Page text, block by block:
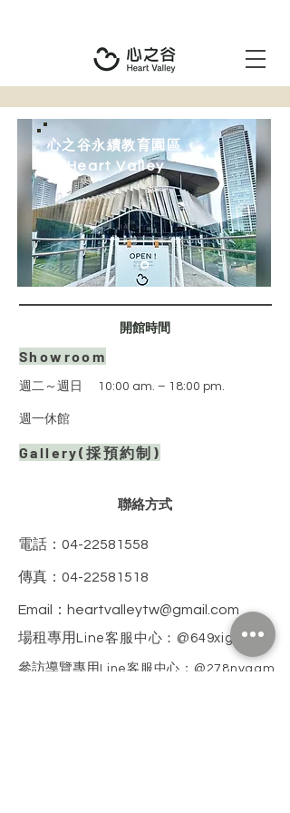
心之谷永續教育園區
Heart Valley
​開館時間
Showroom
週二～週日 10:00 am. – 18:00 pm.
週一休館
Gallery(採預約制)
​聯絡方式
電話：04-22581558
傳真：04-22581518
Email： heartvalleytw@gmail.com
場租專用 Line客服中心：@649xigzv
參訪導覽專用Line客服中心：@278nyqqm